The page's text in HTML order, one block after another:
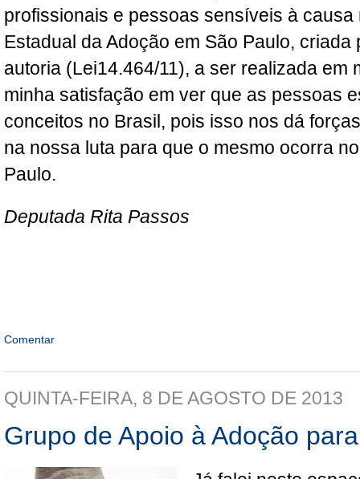
profissionais e pessoas sensíveis à causa
Estadual da Adoção em São Paulo, criada
autoria (Lei14.464/11), a ser realizada em
minha satisfação em ver que as pessoas
conceitos no Brasil, pois isso nos dá
na nossa luta para que o mesmo ocorra
Paulo.
Deputada Rita Passos
Comentar
QUINTA-FEIRA, 8 DE AGOSTO DE 2013
Grupo de Apoio à Adoção